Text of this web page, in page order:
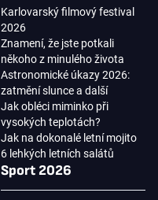
Karlovarský filmový festival
2026
Znamení, že jste potkali
někoho z minulého života
Astronomické úkazy 2026:
zatmění slunce a další
Jak obléci miminko při
vysokých teplotách?
Jak na dokonalé letní mojito
6 lehkých letních salátů
Sport 2026